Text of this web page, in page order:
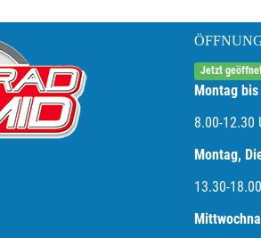
Jetzt
Montag
8.00-12.30
Montag,
13.30-18.00